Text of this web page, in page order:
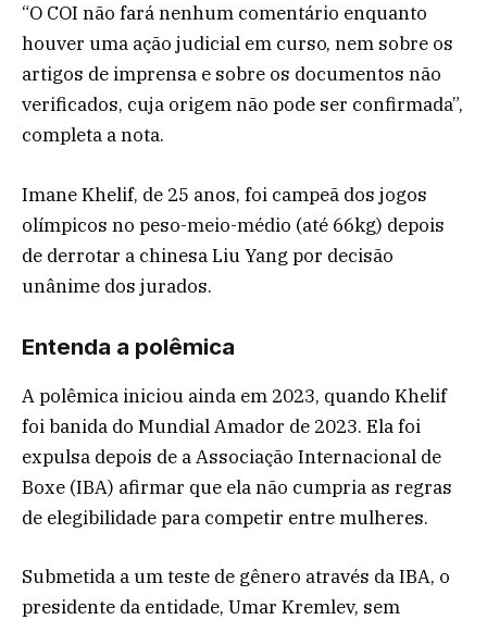
“O COI não fará nenhum comentário enquanto
houver uma ação judicial em curso, nem sobre os
artigos de imprensa e sobre os documentos não
verificados, cuja origem não pode ser confirmada”,
completa a nota.
Imane Khelif, de 25 anos, foi campeã dos jogos
olímpicos no peso-meio-médio (até 66kg) depois
de derrotar a chinesa Liu Yang por decisão
unânime dos jurados.
Entenda a polêmica
A polêmica iniciou ainda em 2023, quando Khelif
foi banida do Mundial Amador de 2023. Ela foi
expulsa depois de a Associação Internacional de
Boxe (IBA) afirmar que ela não cumpria as regras
de elegibilidade para competir entre mulheres.
Submetida a um teste de gênero através da IBA, o
presidente da entidade, Umar Kremlev, sem